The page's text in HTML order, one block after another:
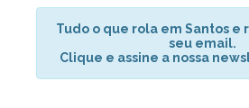
Tudo o que rola em Santos e
seu email.
Clique e assine a nossa